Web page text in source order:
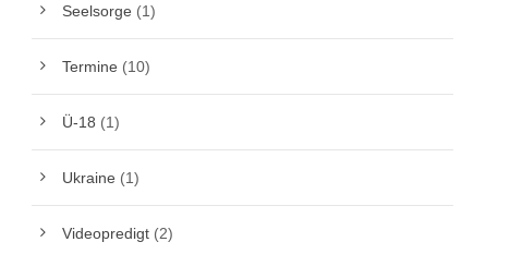
Seelsorge (1)
Termine (10)
Ü-18 (1)
Ukraine (1)
Videopredigt (2)